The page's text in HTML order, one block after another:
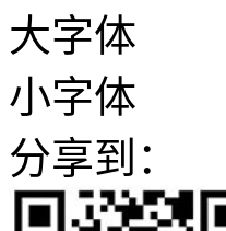
大字体
小字体
分享到：